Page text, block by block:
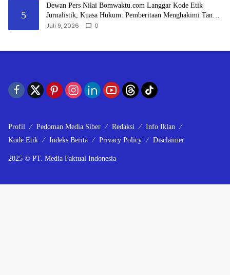
5
Dewan Pers Nilai Bomwaktu.com Langgar Kode Etik
Jurnalistik, Kuasa Hukum: Pemberitaan Menghakimi Tanpa
Verifikasi Tak Dilindungi Etika Pers
Juli 9, 2026 0
Profil Pedoman Media Siber Redaksi
Info Iklan
Kode Etik
Indeks Berita Privacy Policy Disclaimer
2025 © PT. Media Faktual Indonesia